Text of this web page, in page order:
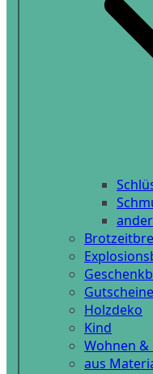
Holzdeko
Kind
Wohnen &
aus